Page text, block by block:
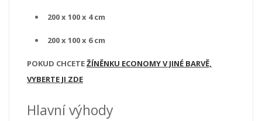
200 x 100 x 4 cm
200 x 100 x 6 cm
POKUD CHCETEŽÍNĚNKU ECONOMY V JINÉ BARVĚ,
VYBERTE JI ZDE
Hlavní výhody